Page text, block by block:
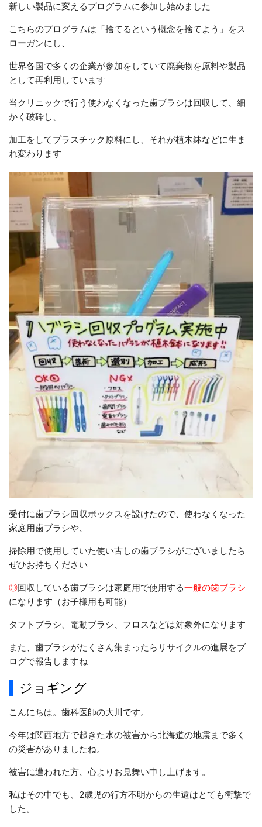
新しい製品に変えるプログラムに参加し始めました
こちらのプログラムは「捨てるという概念を捨てよう」をス
ローガンにし、
世界各国で多くの企業が参加をしていて廃棄物を原料や製品
として再利用しています
当クリニックで行う使わなくなった歯ブラシは回収して、細
かく破砕し、
加工をしてプラスチック原料にし、それが植木鉢などに生ま
れ変わります
受付に歯ブラシ回収ボックスを設けたので、使わなくなった
家庭用歯ブラシや、
掃除用で使用していた使い古しの歯ブラシがございましたら
ぜひお持ちください
◎回収している歯ブラシは家庭用で使用する一般の歯ブラシ
になります（お子様用も可能）
タフトブラシ、電動ブラシ、フロスなどは対象外になります
また、歯ブラシがたくさん集まったらリサイクルの進展をブ
ログで報告しますね
ジョギング
こんにちは。歯科医師の大川です。
今年は関西地方で起きた水の被害から北海道の地震まで多く
の災害がありましたね。
被害に遭われた方、心よりお見舞い申し上げます。
私はその中でも、2歳児の行方不明からの生還はとても衝撃で
した。